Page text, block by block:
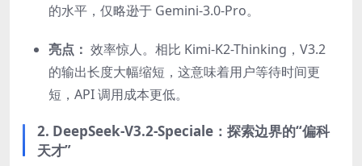
的水平，仅略逊于 Gemini-3.0-Pro。
亮点： 效率惊人。相比 Kimi-K2-Thinking，V3.2
的输出长度大幅缩短，这意味着用户等待时间更
短，API 调用成本更低。
2. DeepSeek-V3.2-Speciale：探索边界的“偏科
天才”